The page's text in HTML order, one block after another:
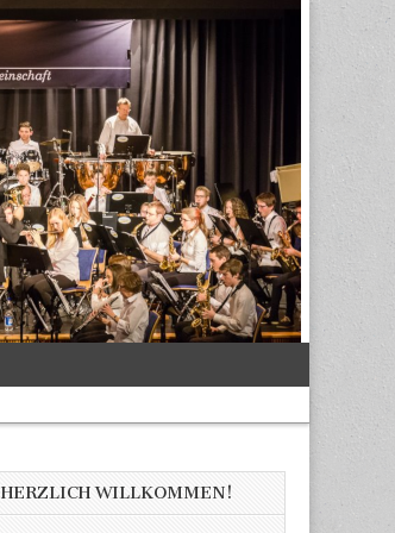
HERZLICH WILLKOMMEN!